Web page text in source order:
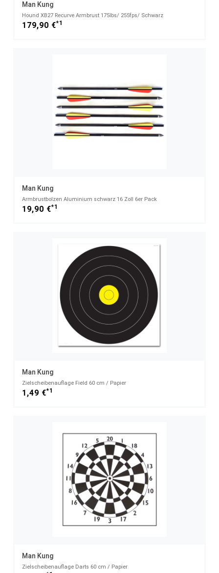
Man Kung
Hound XB27 Recurve Armbrust 175lbs/ 255fps/ Schwarz
179,90 €*1
Man Kung
Armbrustbolzen Aluminium schwarz 16 Zoll 6er Pack
19,90 €*1
Man Kung
Zielscheibenauflage Field 60 cm / Papier
1,49 €*1
Man Kung
Zielscheibenauflage Darts 60 cm / Papier